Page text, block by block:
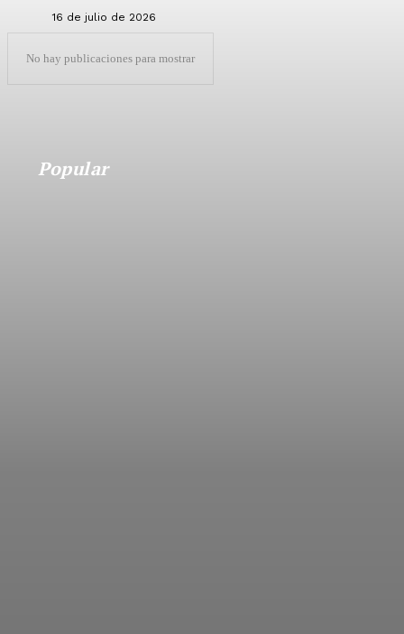
16 de julio de 2026
No hay publicaciones para mostrar
Popular